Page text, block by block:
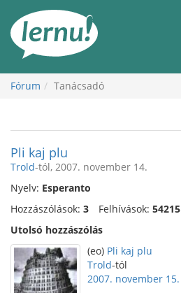
Fórum Tanácsadó
Pli kaj plu
Trold-tól, 2007. november 14.
Nyelv: Esperanto
Hozzászólások: 3 Felhívások: 54215
Utolsó hozzászólás
(eo) Pli kaj plu
Trold-tól
2007. november 15.